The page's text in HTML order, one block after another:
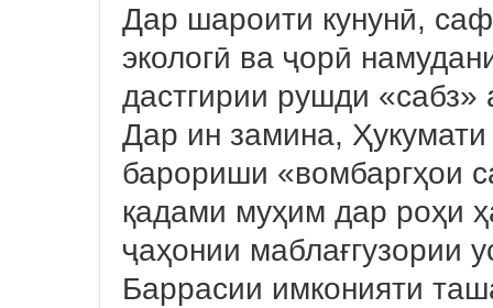
Дар шароити кунунӣ,
экологӣ ва ҷорӣ
дастгирии рушди
Дар ин замина,
барориши «вомбаргҳои
қадами муҳим дар роҳи
ҷаҳонии маблағгузории
Баррасии имконияти